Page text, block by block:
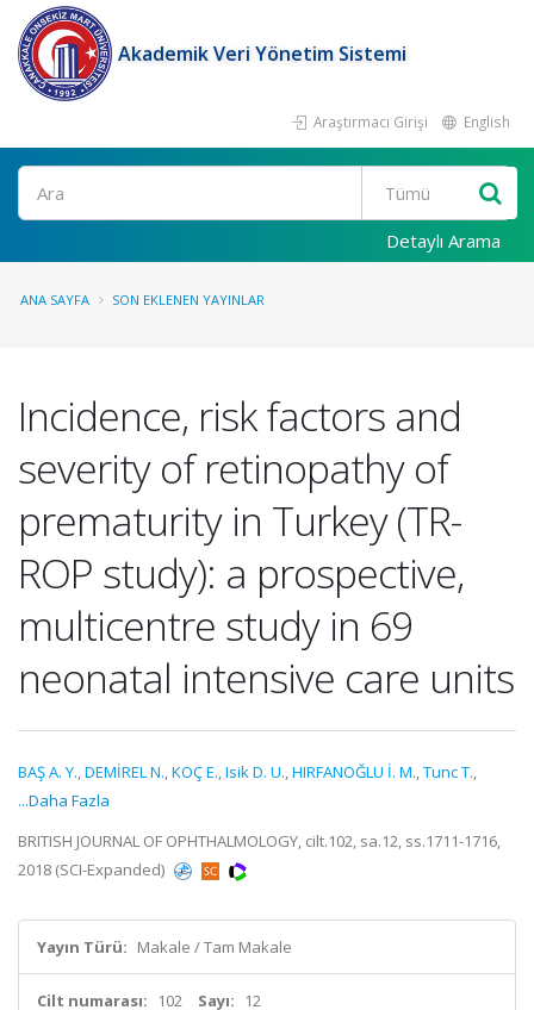
Akademik Veri Yönetim Sistemi
Araştırmacı Girişi English
Ara
Detaylı Arama
ANA SAYFA SON EKLENEN YAYINLAR
Incidence, risk factors and
severity of retinopathy of
prematurity in Turkey (TR-
ROP study): a prospective,
multicentre study in 69
neonatal intensive care units
BAŞ A. Y.,DEMİREL N.,KOÇ E.,Isik D. U.,HIRFANOĞLU İ. M.,Tunc T.,
...Daha Fazla
BRITISH JOURNAL OF OPHTHALMOLOGY, cilt.102, sa.12, ss.1711-1716,
2018 (SCI-Expanded)
Yayın Türü: Makale / Tam Makale
Cilt numarası: 102 Sayı: 12